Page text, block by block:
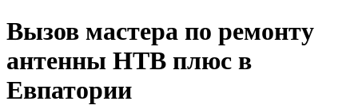
Вызов мастера по ремонту
антенны НТВ плюс в
Евпатории